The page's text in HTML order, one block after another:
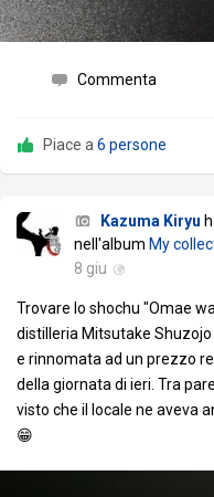
Commenta
Piace a 6 persone
Kazuma Kiryu
nell'album My
8 giu
Trovare lo shochu "Omae
distilleria Mitsutake
e rinnomata ad un prezzo
della giornata di ieri. Tra
visto che il locale ne aveva
😁